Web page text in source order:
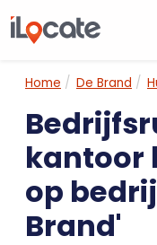
Home De Brand
kantoor
op
Brand'